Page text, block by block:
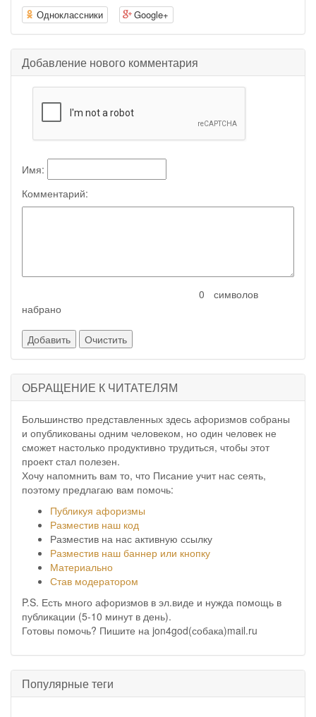
Одноклассники
Google+
Добавление нового комментария
Имя:
Комментарий:
символов
набрано
ОБРАЩЕНИЕ К ЧИТАТЕЛЯМ
Большинство представленных здесь афоризмов собраны
и опубликованы одним человеком, но один человек не
сможет настолько продуктивно трудиться, чтобы этот
проект стал полезен.
Хочу напомнить вам то, что Писание учит нас сеять,
поэтому предлагаю вам помочь:
Публикуя афоризмы
Разместив наш код
Разместив на нас активную ссылку
Разместив наш баннер или кнопку
Материально
Став модератором
P.S. Есть много афоризмов в эл.виде и нужда помощь в
публикации (5-10 минут в день).
Готовы помочь? Пишите на jon4god(собака)mail.ru
Популярные теги